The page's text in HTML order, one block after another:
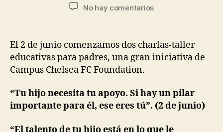
No hay comentarios
El 2 de junio comenzamos dos charlas-taller
educativas para padres, una gran iniciativa de
Campus Chelsea FC Foundation.
“Tu hijo necesita tu apoyo. Si hay un pilar
importante para él, ese eres tú”. (2 de junio)
“El talento de tu hijo está en lo que le